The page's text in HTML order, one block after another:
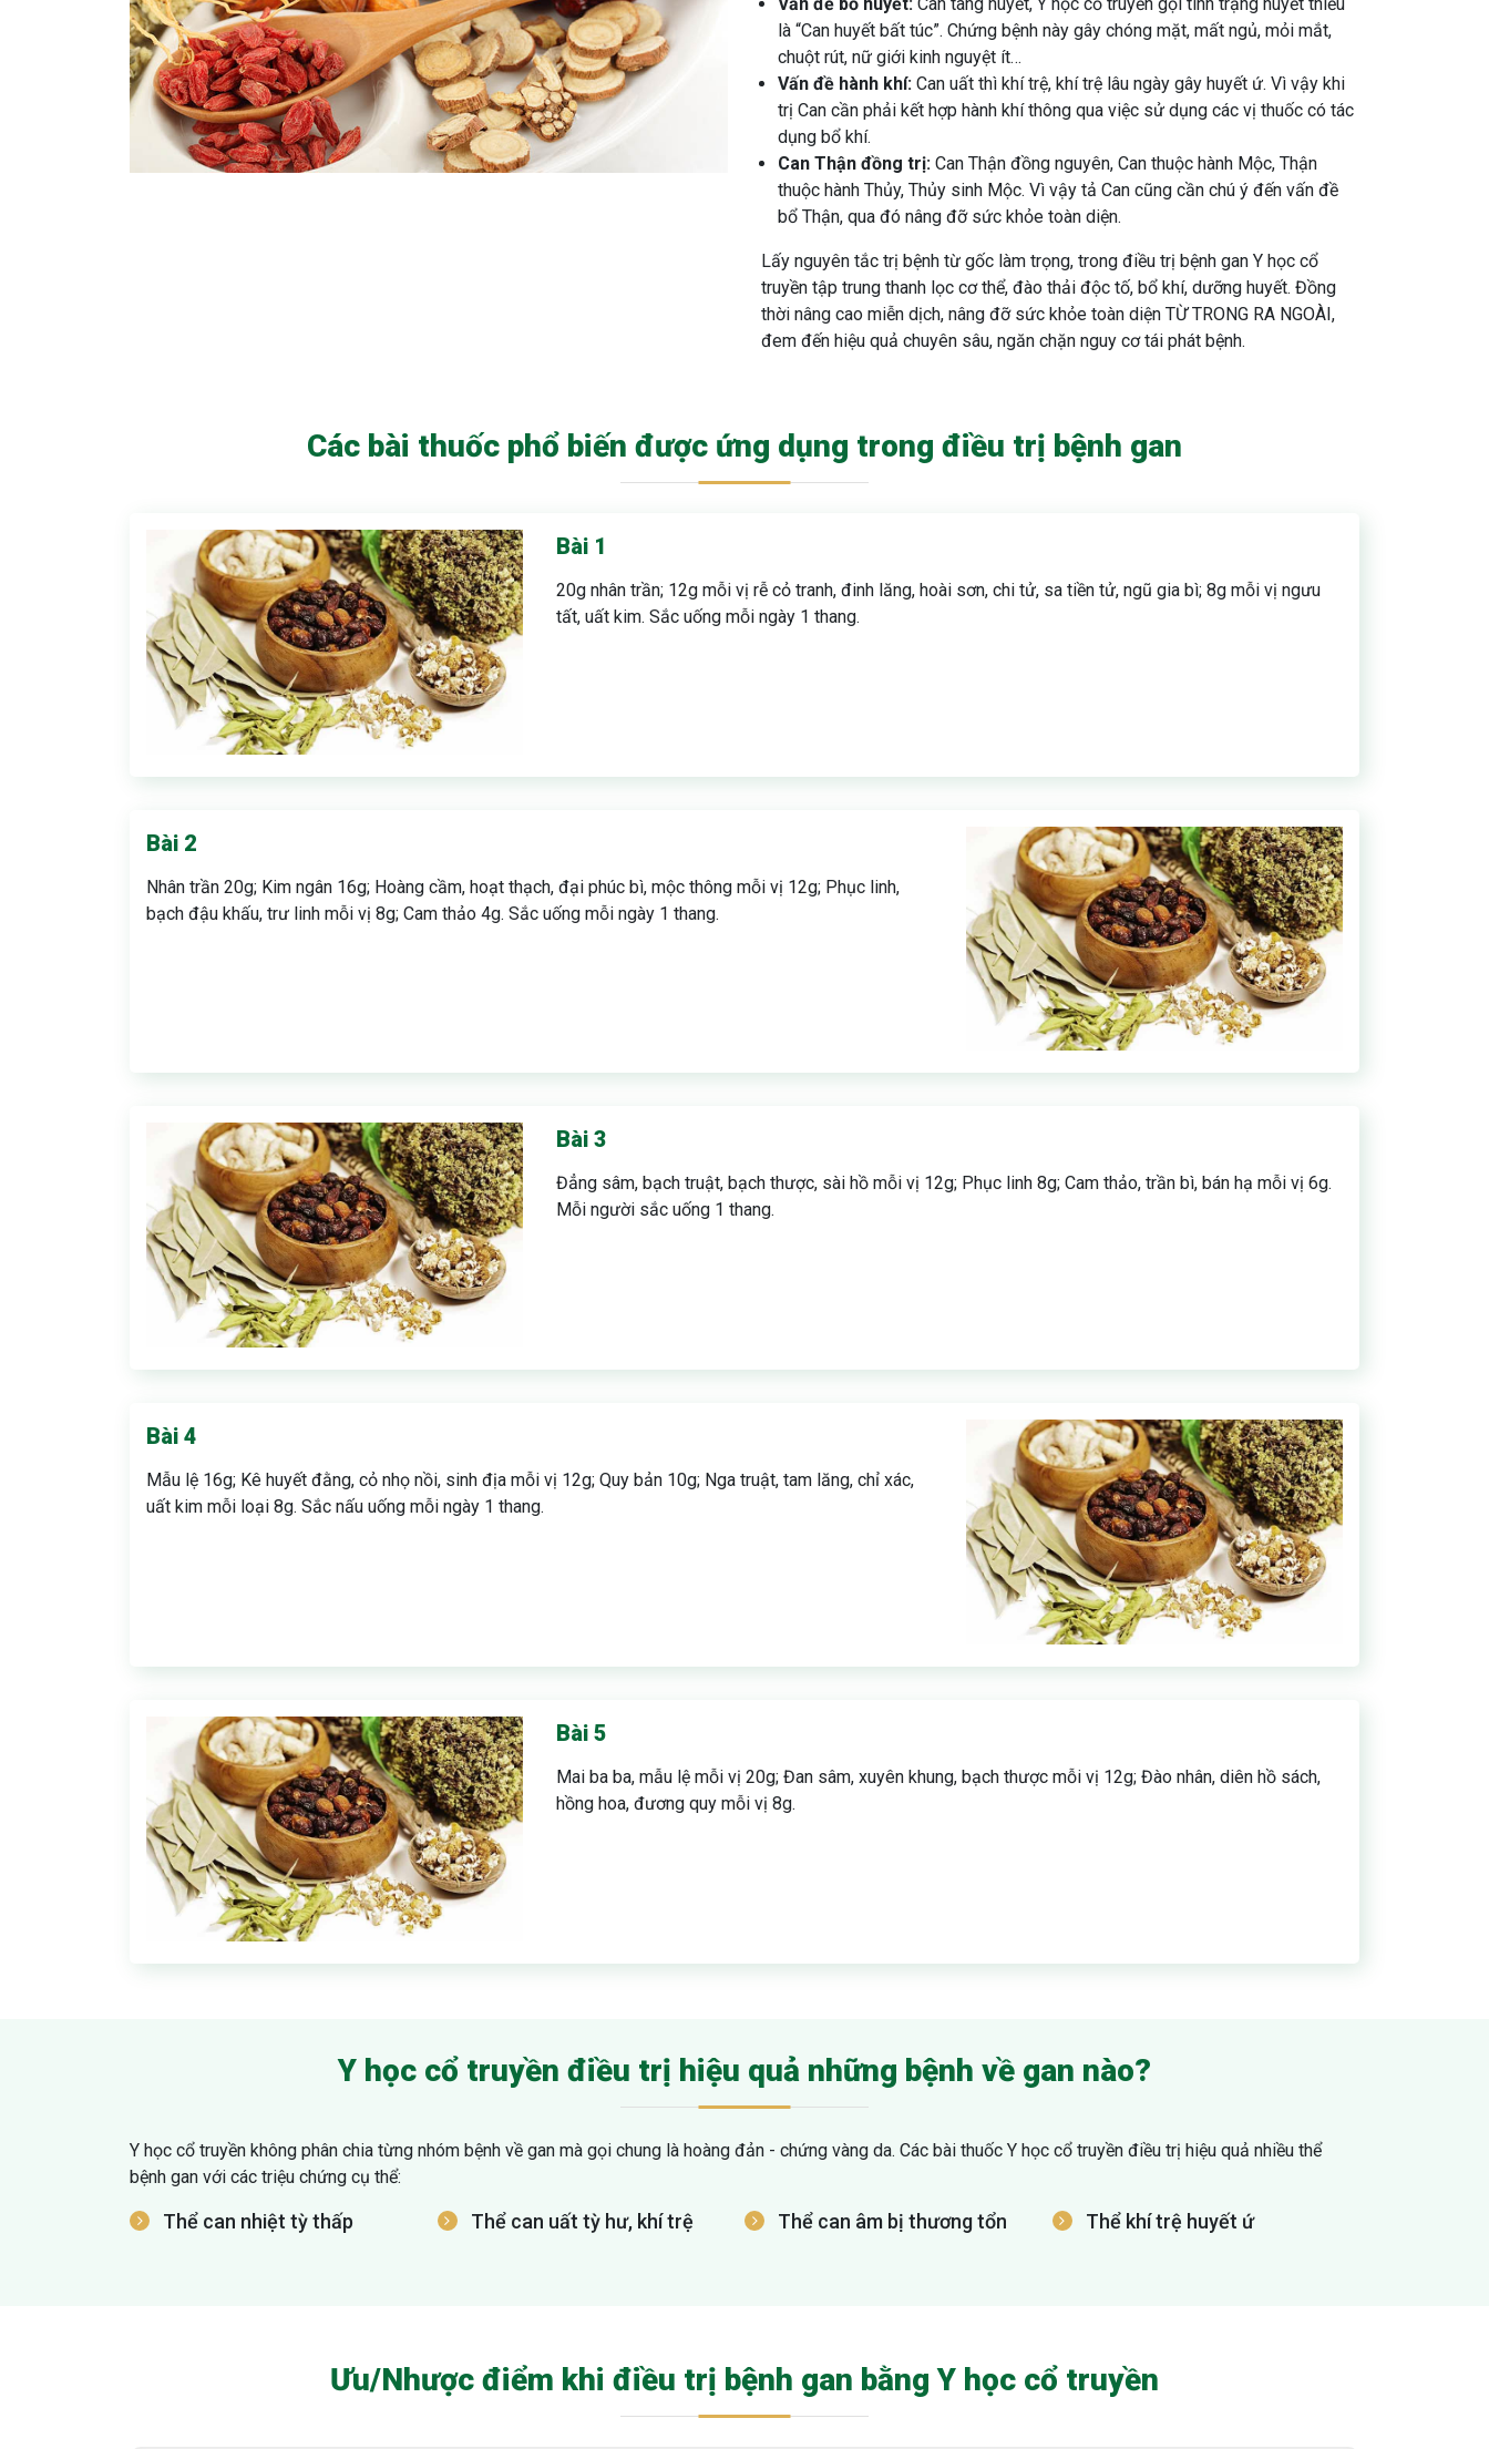
là “Can huyết bất túc”. Chứng bệnh này gây chóng mặt, mất ngủ, mỏi mắt,
chuột rút, nữ giới kinh nguyệt ít…
Vấn đề hành khí: Can uất thì khí trệ, khí trệ lâu ngày gây huyết ứ. Vì vậy khi
trị Can cần phải kết hợp hành khí thông qua việc sử dụng các vị thuốc có tác
dụng bổ khí.
Can Thận đồng trị: Can Thận đồng nguyên, Can thuộc hành Mộc, Thận
thuộc hành Thủy, Thủy sinh Mộc. Vì vậy tả Can cũng cần chú ý đến vấn đề
bổ Thận, qua đó nâng đỡ sức khỏe toàn diện.
Lấy nguyên tắc trị bệnh từ gốc làm trọng, trong điều trị bệnh gan Y học cổ
truyền tập trung thanh lọc cơ thể, đào thải độc tố, bổ khí, dưỡng huyết. Đồng
thời nâng cao miễn dịch, nâng đỡ sức khỏe toàn diện TỪ TRONG RA NGOÀI,
đem đến hiệu quả chuyên sâu, ngăn chặn nguy cơ tái phát bệnh.
Các bài thuốc phổ biến được ứng dụng trong điều trị bệnh gan
Bài 1
20g nhân trần; 12g mỗi vị rễ cỏ tranh, đinh lăng, hoài sơn, chi tử, sa tiền tử, ngũ gia bì; 8g mỗi vị ngưu
tất, uất kim. Sắc uống mỗi ngày 1 thang.
Bài 2
Nhân trần 20g; Kim ngân 16g; Hoàng cầm, hoạt thạch, đại phúc bì, mộc thông mỗi vị 12g; Phục linh,
bạch đậu khấu, trư linh mỗi vị 8g; Cam thảo 4g. Sắc uống mỗi ngày 1 thang.
Bài 3
Đẳng sâm, bạch truật, bạch thược, sài hồ mỗi vị 12g; Phục linh 8g; Cam thảo, trần bì, bán hạ mỗi vị 6g.
Mỗi người sắc uống 1 thang.
Bài 4
Mẫu lệ 16g; Kê huyết đằng, cỏ nhọ nồi, sinh địa mỗi vị 12g; Quy bản 10g; Nga truật, tam lăng, chỉ xác,
uất kim mỗi loại 8g. Sắc nấu uống mỗi ngày 1 thang.
Bài 5
Mai ba ba, mẫu lệ mỗi vị 20g; Đan sâm, xuyên khung, bạch thược mỗi vị 12g; Đào nhân, diên hồ sách,
hồng hoa, đương quy mỗi vị 8g.
Y học cổ truyền điều trị hiệu quả những bệnh về gan nào?
Y học cổ truyền không phân chia từng nhóm bệnh về gan mà gọi chung là hoàng đản - chứng vàng da. Các bài thuốc Y học cổ truyền điều trị hiệu quả nhiều thể
bệnh gan với các triệu chứng cụ thể:
Thể can nhiệt tỳ thấp Thể can uất tỳ hư, khí trệ Thể can âm bị thương tổn Thể khí trệ huyết ứ
Ưu/Nhược điểm khi điều trị bệnh gan bằng Y học cổ truyền